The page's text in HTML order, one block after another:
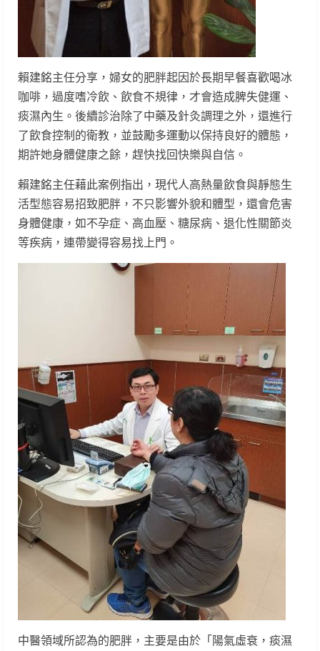
賴建銘主任分享，婦女的肥胖起因於長期早餐喜歡喝冰
咖啡，過度嗜冷飲、飲食不規律，才會造成脾失健運、
痰濕內生。後續診治除了中藥及針灸調理之外，還進行
了飲食控制的衛教，並鼓勵多運動以保持良好的體態，
期許她身體健康之餘，趕快找回快樂與自信。
賴建銘主任藉此案例指出，現代人高熱量飲食與靜態生
活型態容易招致肥胖，不只影響外貌和體型，還會危害
身體健康，如不孕症、高血壓、糖尿病、退化性關節炎
等疾病，連帶變得容易找上門。
中醫領域所認為的肥胖，主要是由於「陽氣虛衰，痰濕